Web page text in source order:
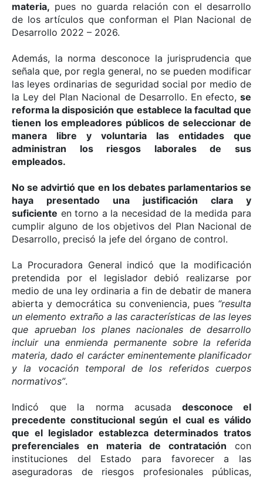
materia, pues no guarda relación con el desarrollo
de los artículos que conforman el Plan Nacional de
Desarrollo 2022 – 2026.
Además, la norma desconoce la jurisprudencia que
señala que, por regla general, no se pueden modificar
las leyes ordinarias de seguridad social por medio de
la Ley del Plan Nacional de Desarrollo. En efecto, se
reforma la disposición que establece la facultad que
tienen los empleadores públicos de seleccionar de
manera libre y voluntaria las entidades que
administran los riesgos laborales de sus
empleados.
No se advirtió que en los debates parlamentarios se
haya presentado una justificación clara y
suficiente en torno a la necesidad de la medida para
cumplir alguno de los objetivos del Plan Nacional de
Desarrollo, precisó la jefe del órgano de control.
La Procuradora General indicó que la modificación
pretendida por el legislador debió realizarse por
medio de una ley ordinaria a fin de debatir de manera
abierta y democrática su conveniencia, pues “resulta
un elemento extraño a las características de las leyes
que aprueban los planes nacionales de desarrollo
incluir una enmienda permanente sobre la referida
materia, dado el carácter eminentemente planificador
y la vocación temporal de los referidos cuerpos
normativos”.
Indicó que la norma acusada desconoce el
precedente constitucional según el cual es válido
que el legislador establezca determinados tratos
preferenciales en materia de contratación con
instituciones del Estado para favorecer a las
aseguradoras de riesgos profesionales públicas,